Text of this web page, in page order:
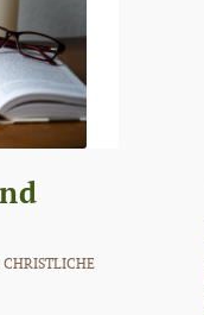
CHRISTLICHE